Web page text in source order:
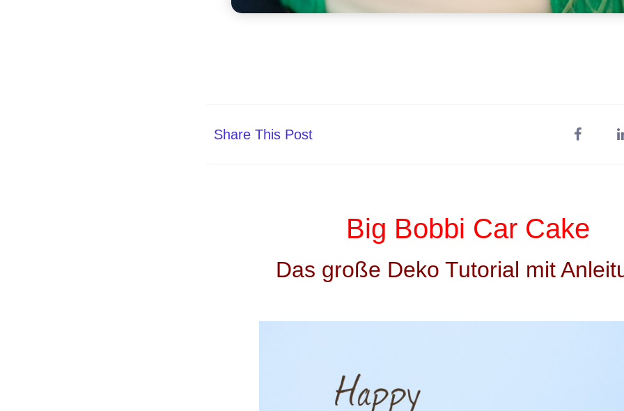
Share This Post
Big Bobbi Car Cake
Das große Deko Tutorial mit